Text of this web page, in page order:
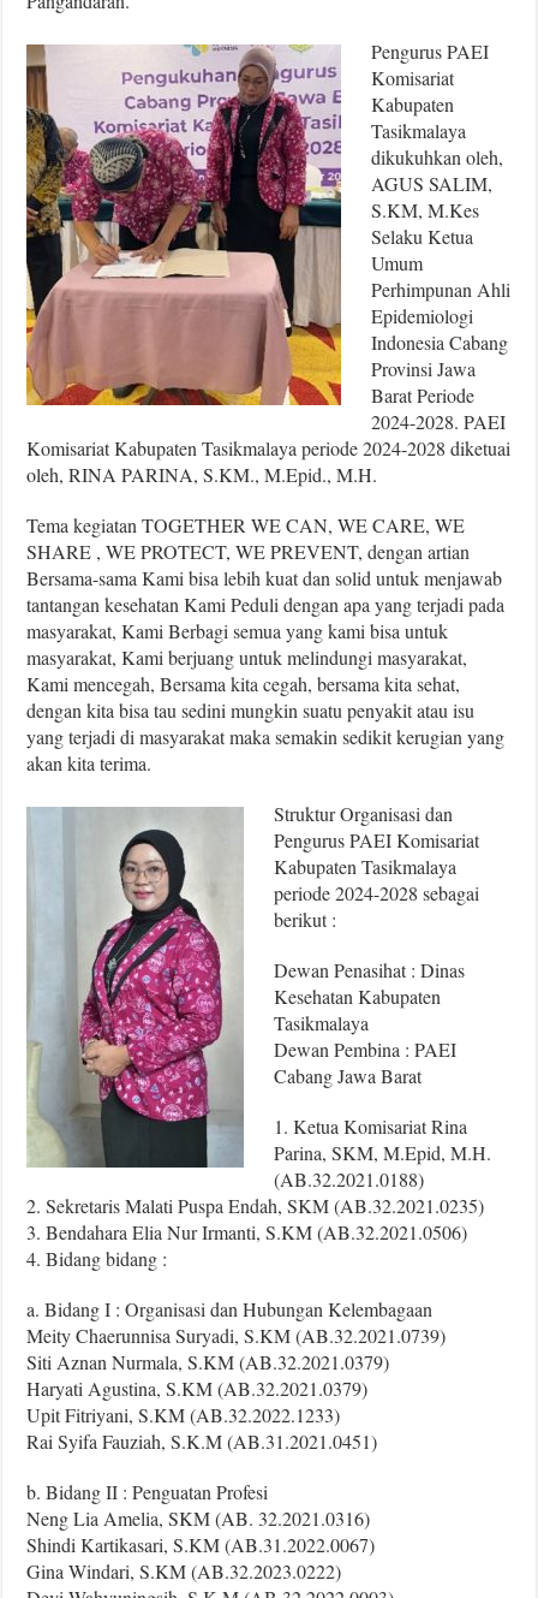
Pengurus PAEI
Komisariat
Kabupaten
Tasikmalaya
dikukuhkan oleh,
AGUS SALIM,
S.KM, M.Kes
Selaku Ketua
Umum
Perhimpunan Ahli
Epidemiologi
Indonesia Cabang
Provinsi Jawa
Barat Periode
2024-2028. PAEI
Komisariat Kabupaten Tasikmalaya periode 2024-2028 diketuai
oleh, RINA PARINA, S.KM., M.Epid., M.H.
Tema kegiatan TOGETHER WE CAN, WE CARE, WE
SHARE , WE PROTECT, WE PREVENT, dengan artian
Bersama-sama Kami bisa lebih kuat dan solid untuk menjawab
tantangan kesehatan Kami Peduli dengan apa yang terjadi pada
masyarakat, Kami Berbagi semua yang kami bisa untuk
masyarakat, Kami berjuang untuk melindungi masyarakat,
Kami mencegah, Bersama kita cegah, bersama kita sehat,
dengan kita bisa tau sedini mungkin suatu penyakit atau isu
yang terjadi di masyarakat maka semakin sedikit kerugian yang
akan kita terima.
Struktur Organisasi dan
Pengurus PAEI Komisariat
Kabupaten Tasikmalaya
periode 2024-2028 sebagai
berikut :
Dewan Penasihat : Dinas
Kesehatan Kabupaten
Tasikmalaya
Dewan Pembina : PAEI
Cabang Jawa Barat
1. Ketua Komisariat Rina
Parina, SKM, M.Epid, M.H.
(AB.32.2021.0188)
2. Sekretaris Malati Puspa Endah, SKM (AB.32.2021.0235)
3. Bendahara Elia Nur Irmanti, S.KM (AB.32.2021.0506)
4. Bidang bidang :
a. Bidang I : Organisasi dan Hubungan Kelembagaan
Meity Chaerunnisa Suryadi, S.KM (AB.32.2021.0739)
Siti Aznan Nurmala, S.KM (AB.32.2021.0379)
Haryati Agustina, S.KM (AB.32.2021.0379)
Upit Fitriyani, S.KM (AB.32.2022.1233)
Rai Syifa Fauziah, S.K.M (AB.31.2021.0451)
b. Bidang II : Penguatan Profesi
Neng Lia Amelia, SKM (AB. 32.2021.0316)
Shindi Kartikasari, S.KM (AB.31.2022.0067)
Gina Windari, S.KM (AB.32.2023.0222)